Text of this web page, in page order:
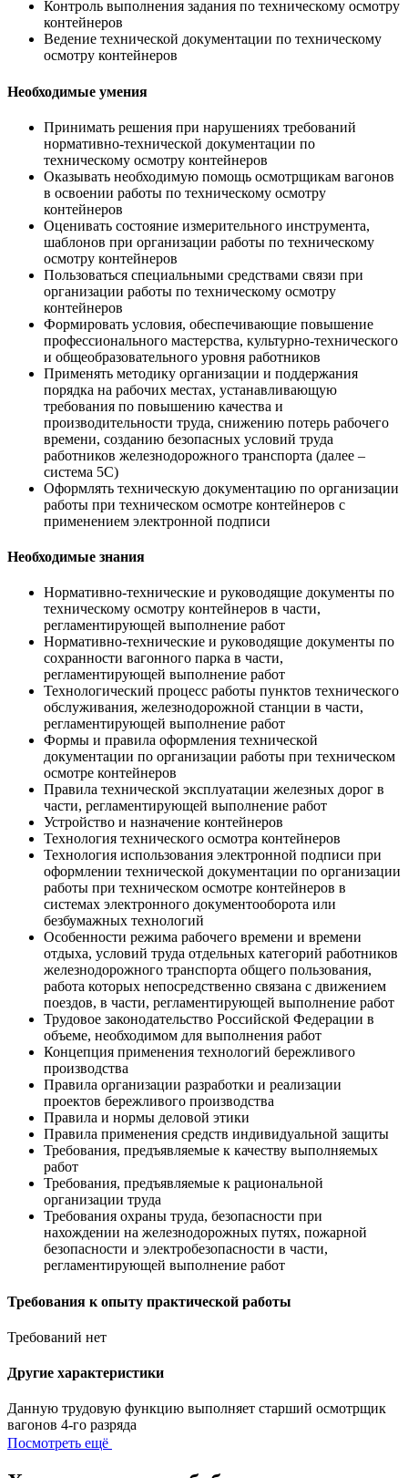
Контроль выполнения задания по техническому осмотру
контейнеров
Ведение технической документации по техническому
осмотру контейнеров
Необходимые умения
Принимать решения при нарушениях требований
нормативно-технической документации по
техническому осмотру контейнеров
Оказывать необходимую помощь осмотрщикам вагонов
в освоении работы по техническому осмотру
контейнеров
Оценивать состояние измерительного инструмента,
шаблонов при организации работы по техническому
осмотру контейнеров
Пользоваться специальными средствами связи при
организации работы по техническому осмотру
контейнеров
Формировать условия, обеспечивающие повышение
профессионального мастерства, культурно-технического
и общеобразовательного уровня работников
Применять методику организации и поддержания
порядка на рабочих местах, устанавливающую
требования по повышению качества и
производительности труда, снижению потерь рабочего
времени, созданию безопасных условий труда
работников железнодорожного транспорта (далее –
система 5С)
Оформлять техническую документацию по организации
работы при техническом осмотре контейнеров с
применением электронной подписи
Необходимые знания
Нормативно-технические и руководящие документы по
техническому осмотру контейнеров в части,
регламентирующей выполнение работ
Нормативно-технические и руководящие документы по
сохранности вагонного парка в части,
регламентирующей выполнение работ
Технологический процесс работы пунктов технического
обслуживания, железнодорожной станции в части,
регламентирующей выполнение работ
Формы и правила оформления технической
документации по организации работы при техническом
осмотре контейнеров
Правила технической эксплуатации железных дорог в
части, регламентирующей выполнение работ
Устройство и назначение контейнеров
Технология технического осмотра контейнеров
Технология использования электронной подписи при
оформлении технической документации по организации
работы при техническом осмотре контейнеров в
системах электронного документооборота или
безбумажных технологий
Особенности режима рабочего времени и времени
отдыха, условий труда отдельных категорий работников
железнодорожного транспорта общего пользования,
работа которых непосредственно связана с движением
поездов, в части, регламентирующей выполнение работ
Трудовое законодательство Российской Федерации в
объеме, необходимом для выполнения работ
Концепция применения технологий бережливого
производства
Правила организации разработки и реализации
проектов бережливого производства
Правила и нормы деловой этики
Правила применения средств индивидуальной защиты
Требования, предъявляемые к качеству выполняемых
работ
Требования, предъявляемые к рациональной
организации труда
Требования охраны труда, безопасности при
нахождении на железнодорожных путях, пожарной
безопасности и электробезопасности в части,
регламентирующей выполнение работ
Требования к опыту практической работы
Требований нет
Другие характеристики
Данную трудовую функцию выполняет старший осмотрщик
вагонов 4-го разряда
Посмотреть ещё